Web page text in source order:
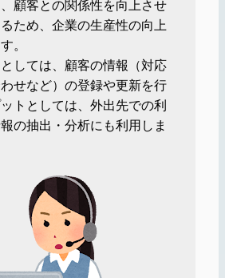
顧客との関係性を向上させ
ため、企業の生産性の向上
。
しては、顧客の情報（対応
せなど）の登録や更新を行
トとしては、外出先での利
の抽出・分析にも利用しま